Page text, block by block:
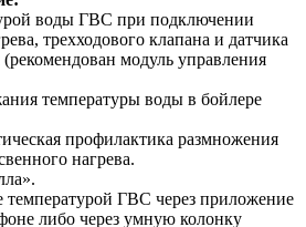
воды ГВС при подключении
трехходового клапана и датчика
модуль управления
температуры воды в бойлере
профилактика размножения
нагрева.
температурой ГВС через приложение
либо через умную колонку